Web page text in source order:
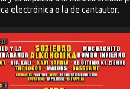
electrónica o la de cantautor.